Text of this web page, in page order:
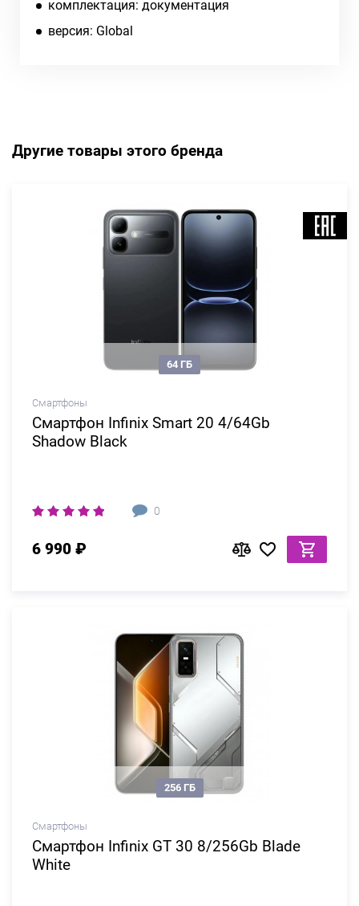
комплектация: документация
версия: Global
Другие товары этого бренда
Смартфоны
Смартфон Infinix Smart 20 4/64Gb
Shadow Black
0
64 ГБ
6 990 ₽
Смартфоны
Смартфон Infinix GT 30 8/256Gb Blade
White
256 ГБ